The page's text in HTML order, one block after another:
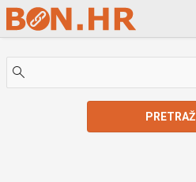
Skip to Main Content
PRETRAŽI